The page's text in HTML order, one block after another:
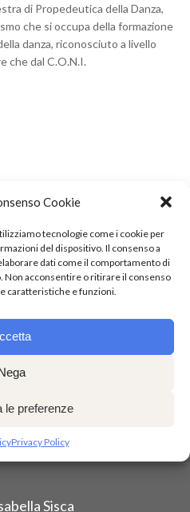
Cookie
tecnologie come i cookie per
del dispositivo. Il consenso a
dati come il comportamento di
Non acconsentire o ritirare il consenso
caratteristiche e funzioni.
le preferenze
Privacy Policy
di Propedeutica della Danza,
che si occupa della formazione
danza, riconosciuto a livello
che dal C.O.N.I.
Sisca